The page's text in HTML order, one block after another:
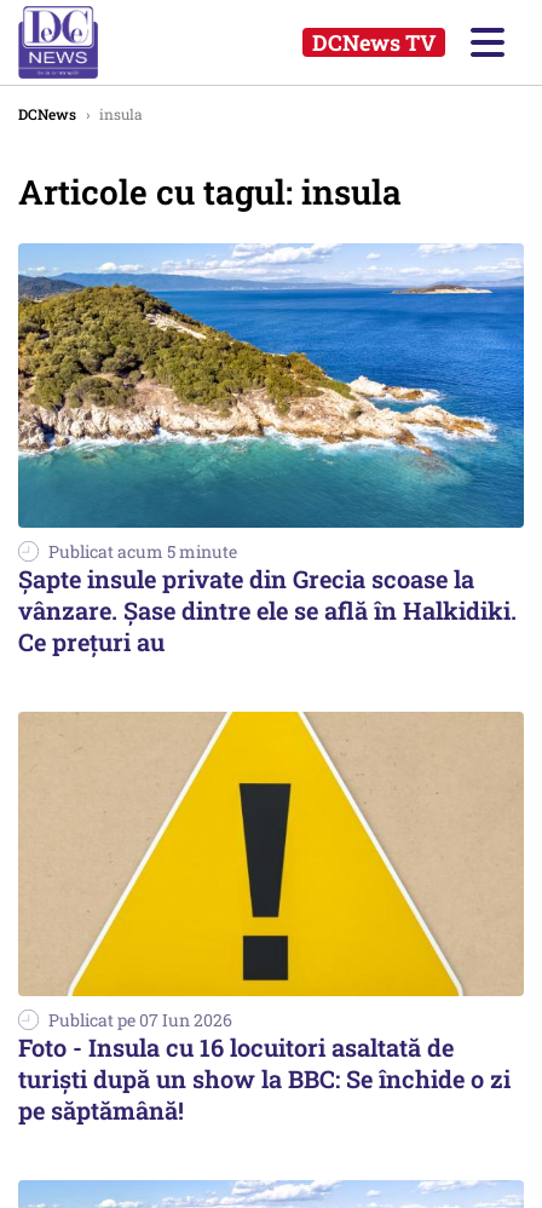
DCNews TV
DCNews › insula
Articole cu tagul: insula
Publicat acum 5 minute
Șapte insule private din Grecia scoase la
vânzare. Șase dintre ele se află în Halkidiki.
Ce prețuri au
Publicat pe 07 Iun 2026
Foto - Insula cu 16 locuitori asaltată de
turiști după un show la BBC: Se închide o zi
pe săptămână!